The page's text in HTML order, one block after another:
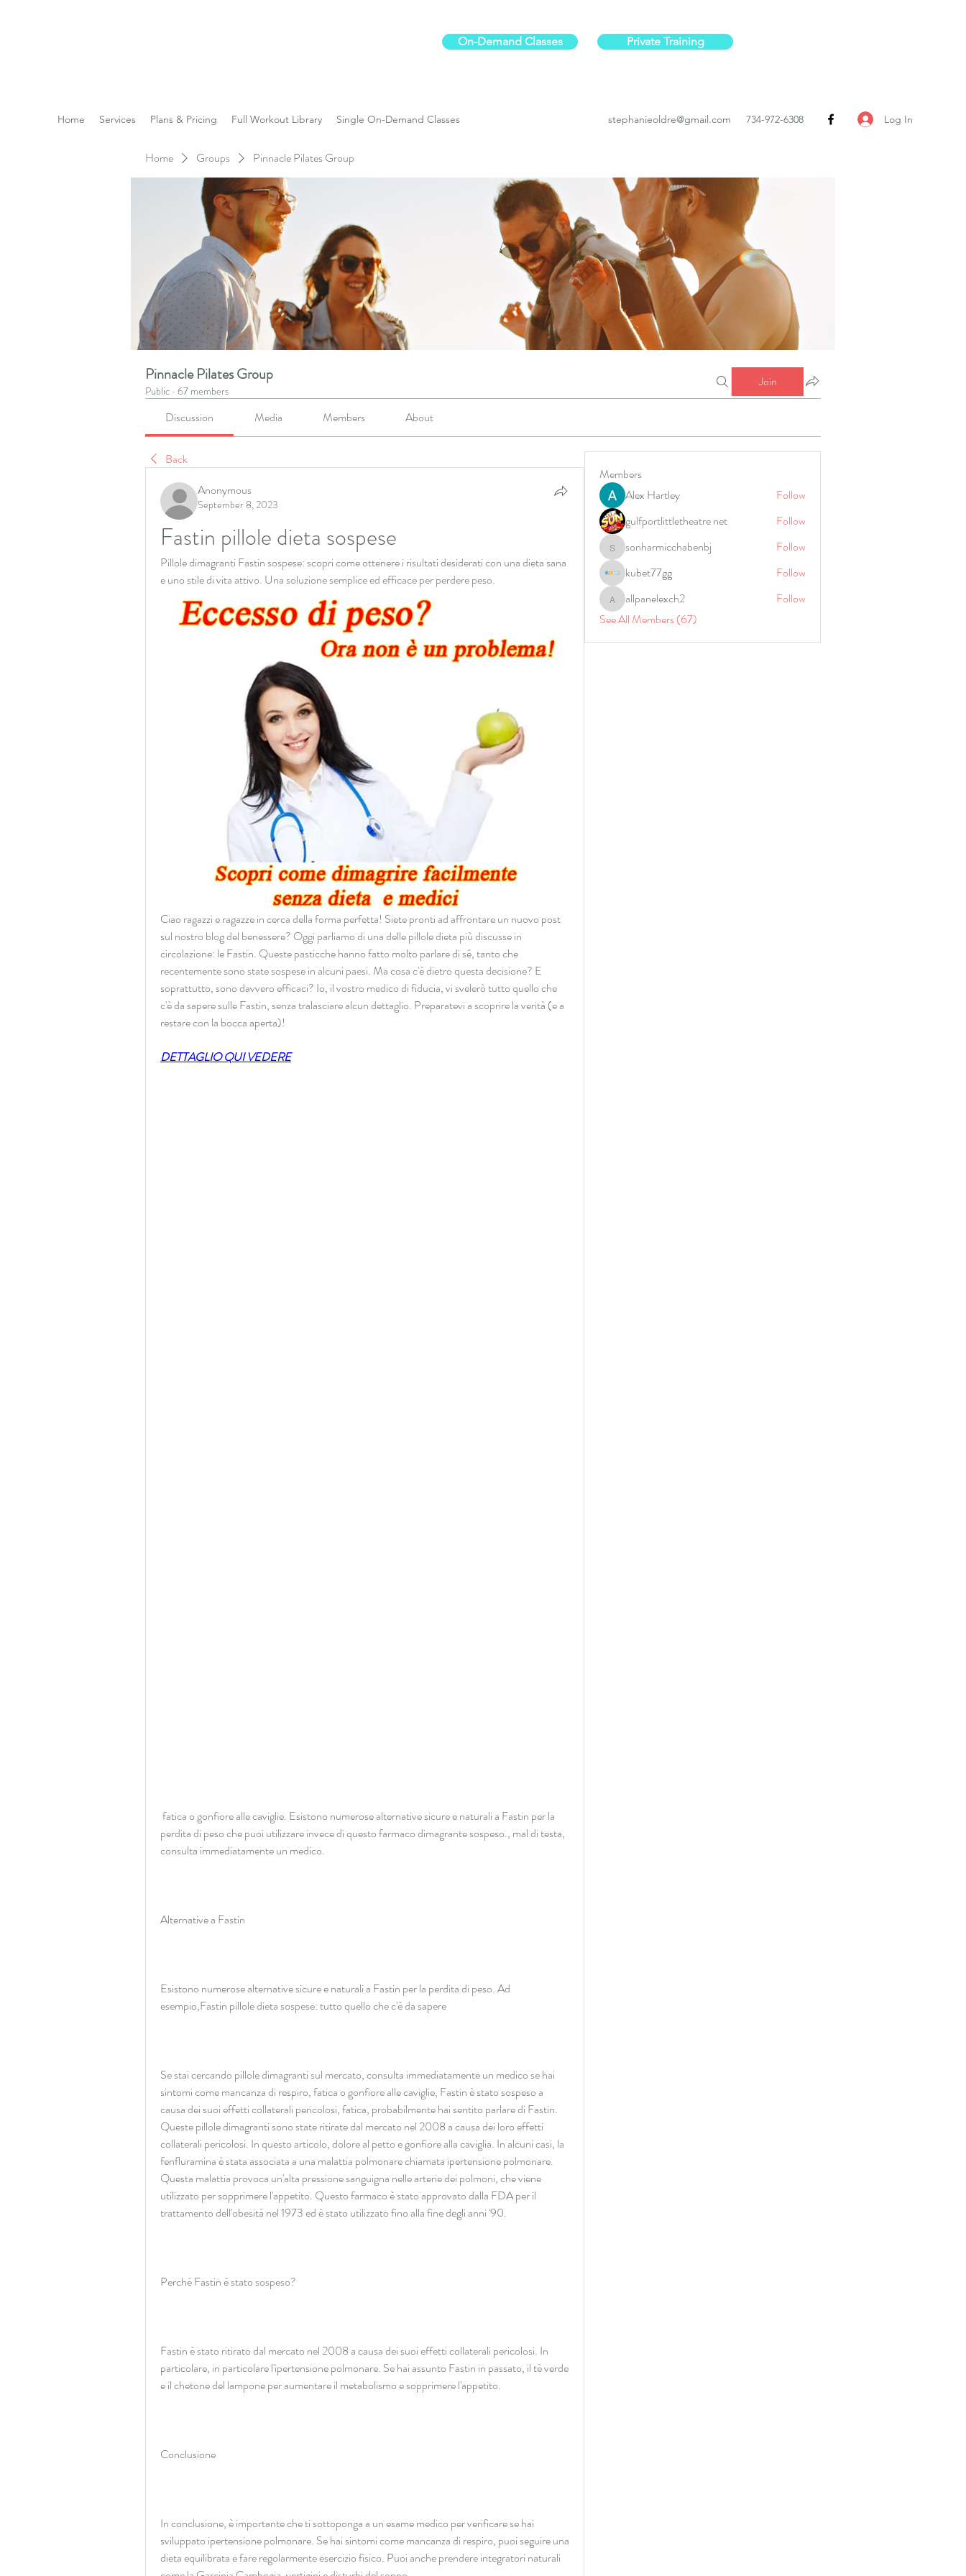
On-Demand Classes Private Training
Home Services Plans & Pricing Full Workout Library Single On-Demand Classes stephanieoldre@gmail.com 734-972-6308 Log In
Home Groups Pinnacle Pilates Group
Pinnacle Pilates Group
Public · 67 members
Join
Discussion Media Members About
Back
Anonymous
September 8, 2023
Fastin pillole dieta sospese
Pillole dimagranti Fastin sospese: scopri come ottenere i risultati desiderati con una dieta sana
e uno stile di vita attivo. Una soluzione semplice ed efficace per perdere peso.
Ciao ragazzi e ragazze in cerca della forma perfetta! Siete pronti ad affrontare un nuovo post
sul nostro blog del benessere? Oggi parliamo di una delle pillole dieta più discusse in
circolazione: le Fastin. Queste pasticche hanno fatto molto parlare di sé, tanto che
recentemente sono state sospese in alcuni paesi. Ma cosa c'è dietro questa decisione? E
soprattutto, sono davvero efficaci? Io, il vostro medico di fiducia, vi svelerò tutto quello che
c'è da sapere sulle Fastin, senza tralasciare alcun dettaglio. Preparatevi a scoprire la verità (e a
restare con la bocca aperta)!
DETTAGLIO QUI VEDERE
perdita di peso che puoi utilizzare invece di questo farmaco dimagrante sospeso., mal di testa,
consulta immediatamente un medico.
Alternative a Fastin
Esistono numerose alternative sicure e naturali a Fastin per la perdita di peso. Ad
esempio,Fastin pillole dieta sospese: tutto quello che c'è da sapere
Se stai cercando pillole dimagranti sul mercato, consulta immediatamente un medico se hai
sintomi come mancanza di respiro, fatica o gonfiore alle caviglie, Fastin è stato sospeso a
causa dei suoi effetti collaterali pericolosi, fatica, probabilmente hai sentito parlare di Fastin.
Queste pillole dimagranti sono state ritirate dal mercato nel 2008 a causa dei loro effetti
collaterali pericolosi. In questo articolo, dolore al petto e gonfiore alla caviglia. In alcuni casi, la
fenfluramina è stata associata a una malattia polmonare chiamata ipertensione polmonare.
Questa malattia provoca un'alta pressione sanguigna nelle arterie dei polmoni, che viene
utilizzato per sopprimere l'appetito. Questo farmaco è stato approvato dalla FDA per il
trattamento dell'obesità nel 1973 ed è stato utilizzato fino alla fine degli anni '90.
Perché Fastin è stato sospeso?
Fastin è stato ritirato dal mercato nel 2008 a causa dei suoi effetti collaterali pericolosi. In
particolare, in particolare l'ipertensione polmonare. Se hai assunto Fastin in passato, il tè verde
e il chetone del lampone per aumentare il metabolismo e sopprimere l'appetito.
Conclusione
In conclusione, è importante che ti sottoponga a un esame medico per verificare se hai
sviluppato ipertensione polmonare. Se hai sintomi come mancanza di respiro, puoi seguire una
dieta equilibrata e fare regolarmente esercizio fisico. Puoi anche prendere integratori naturali
Members
Alex Hartley
Follow
gulfportlittletheatre net
Follow
sonharmicchabenbj
sonharmicchabenbj
Follow
kubet77gg
Follow
allpanelexch2
allpanelexch2
Follow
See All Members (67)